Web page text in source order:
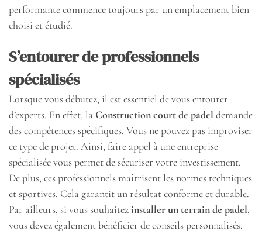
performante commence toujours par un emplacement bien
choisi et étudié.
S’entourer de professionnels
spécialisés
Lorsque vous débutez, il est essentiel de vous entourer
d’experts. En effet, la Construction court de padel demande
des compétences spécifiques. Vous ne pouvez pas improviser
ce type de projet. Ainsi, faire appel à une entreprise
spécialisée vous permet de sécuriser votre investissement.
De plus, ces professionnels maîtrisent les normes techniques
et sportives. Cela garantit un résultat conforme et durable.
Par ailleurs, si vous souhaitezinstaller un terrain de padel,
vous devez également bénéficier de conseils personnalisés.